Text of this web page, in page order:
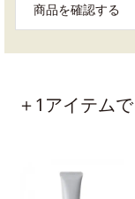
商品を確認する
＋1アイテム